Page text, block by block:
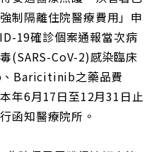
制隔離住院醫療費用」申
19確診個案通報當次病
(SARS-CoV-2)感染臨床
Baricitinib之藥品費
年6月17日至12月31日止
函知醫療院所。